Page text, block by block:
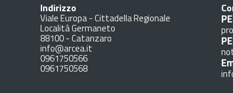
Indirizzo
Viale Europa - Cittadella Regionale
Località Germaneto
88100-Catanzaro
info@arcea.it
0961750566
0961750568